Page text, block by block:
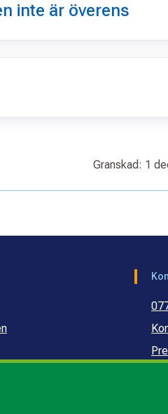
inte är överens
Granskad: 1